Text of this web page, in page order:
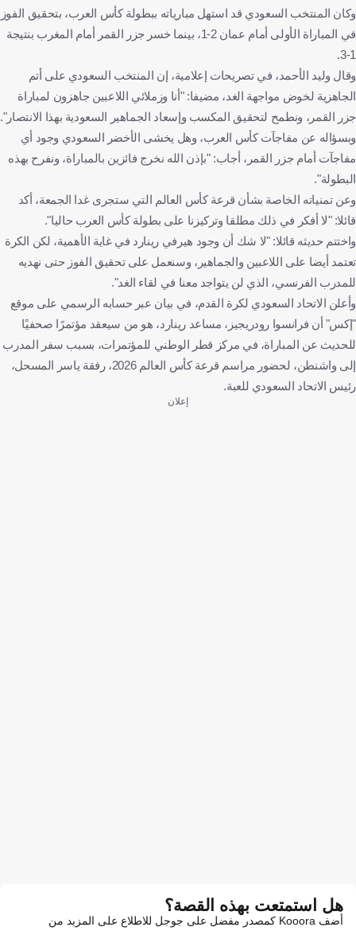
وكان المنتخب السعودي قد استهل مبارياته ببطولة كأس العرب، بتحقيق الفوز
في المباراة الأولى أمام عمان 2-1، بينما خسر جزر القمر أمام المغرب بنتيجة
1-3.
وقال وليد الأحمد، في تصريحات إعلامية، إن المنتخب السعودي على أتم
الجاهزية لخوض مواجهة الغد، مضيفا: "أنا وزملائي اللاعبين جاهزون لمباراة
جزر القمر، ونطمح لتحقيق المكسب وإسعاد الجماهير السعودية بهذا الانتصار".
وبسؤاله عن مفاجآت كأس العرب، وهل يخشى الأخضر السعودي وجود أي
مفاجآت أمام جزر القمر، أجاب: "بإذن الله نخرج فائزين بالمباراة، ونفرح بهذه
البطولة".
وعن تمنياته الخاصة بشأن قرعة كأس العالم التي ستجرى غدا الجمعة، أكد
قائلا: "لا أفكر في ذلك مطلقا وتركيزنا على بطولة كأس العرب حاليا".
واختتم حديثه قائلا: "لا شك أن وجود هيرفي رينارد في غاية الأهمية، لكن الكرة
تعتمد أيضا على اللاعبين والجماهير، وسنعمل على تحقيق الفوز حتى نهديه
للمدرب الفرنسي، الذي لن يتواجد معنا في لقاء الغد".
وأعلن الاتحاد السعودي لكرة القدم، في بيان عبر حسابه الرسمي على موقع
"إكس" أن فرانسوا رودريجيز، مساعد رينارد، هو من سيعقد مؤتمرًا صحفيًا
للحديث عن المباراة، في مركز قطر الوطني للمؤتمرات، بسبب سفر المدرب
إلى واشنطن، لحضور مراسم قرعة كأس العالم 2026، رفقة ياسر المسحل،
رئيس الاتحاد السعودي للعبة.
إعلان
هل استمتعت بهذه القصة؟
أضف Kooora كمصدر مفضل على جوجل للاطلاع على المزيد من